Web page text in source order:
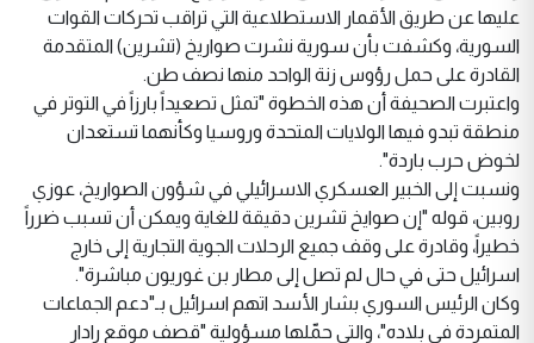
عليها عن طريق الأقمار الاستطلاعية التي تراقب تحركات القوات
السورية، وكشفت بأن سورية نشرت صواريخ (تشرين) المتقدمة
القادرة على حمل رؤوس زنة الواحد منها نصف طن.
واعتبرت الصحيفة أن هذه الخطوة "تمثل تصعيداً بارزاً في التوتر في
منطقة تبدو فيها الولايات المتحدة وروسيا وكأنهما تستعدان
لخوض حرب باردة".
ونسبت إلى الخبير العسكري الاسرائيلي في شؤون الصواريخ، عوزي
روبين، قوله "إن صوايخ تشرين دقيقة للغاية ويمكن أن تسبب ضرراً
خطيراً، وقادرة على وقف جميع الرحلات الجوية التجارية إلى خارج
اسرائيل حتى في حال لم تصل إلى مطار بن غوريون مباشرة".
وكان الرئيس السوري بشار الأسد اتهم اسرائيل بـ"دعم الجماعات
المتمردة في بلاده"، والتي حمّلها مسؤولية "قصف موقع رادار